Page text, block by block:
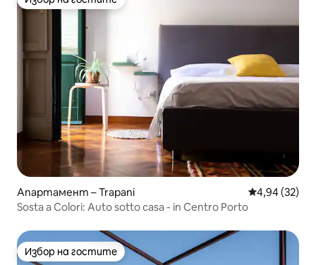
Избор на гостите
Апартамент – Trapani Средна
4,94 (32)
Sosta a Colori: Auto sotto casa - in Centro Porto
Избор на гостите
Избор на гостите